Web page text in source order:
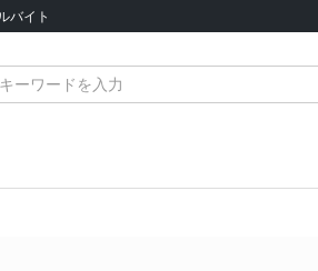
バイト